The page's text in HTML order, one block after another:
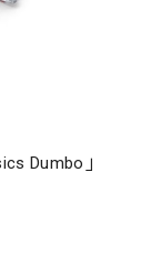
Dumbo」